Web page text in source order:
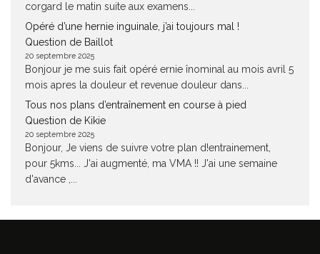
corgard le matin suite aux examens...
Opéré d’une hernie inguinale, j’ai toujours mal !
Question de Baillot
20 septembre 2025
Bonjour je me suis fait opéré ernie înominal au mois avril 5
mois apres la douleur et revenue douleur dans...
Tous nos plans d’entraînement en course à pied
Question de Kikie
20 septembre 2025
Bonjour, Je viens de suivre votre plan d!entrainement,
pour 5kms... J'ai augmenté, ma VMA !! J'ai une semaine
d'avance ,...